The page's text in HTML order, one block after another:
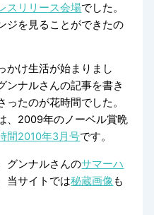
スリリース会場でした。
ジを見ることができたの
かけ生活が始まりまし
ンナルさんの記事を書き
たのが花時間でした。
、2009年のノーベル賞晩
間2010年3月号です。
グンナルさんのサマーハ
当サイトでは秘蔵画像も